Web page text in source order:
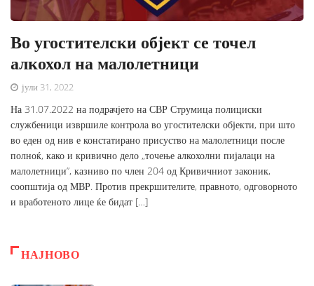
Во угостителски објект се точел
алкохол на малолетници
јули 31, 2022
На 31.07.2022 на подрачјето на СВР Струмица полициски
службеници извршиле контрола во угостителски објекти, при што
во еден од нив е констатирано присуство на малолетници после
полноќ, како и кривично дело „точење алкохолни пијалаци на
малолетници”, казниво по член 204 од Кривичниот законик,
соопштија од МВР. Против прекршителите, правното, одговорното
и вработеното лице ќе бидат […]
НАЈНОВО